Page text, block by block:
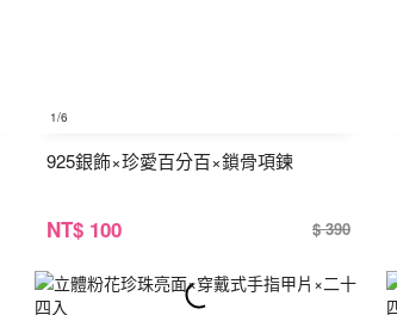
1/6
925銀飾×珍愛百分百×鎖骨項鍊
NT$ 100 $ 390